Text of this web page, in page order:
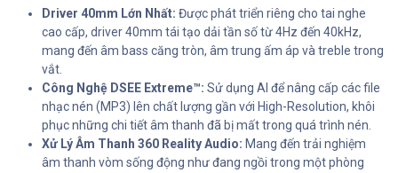
Driver 40mm Lớn Nhất: Được phát triển riêng cho tai nghe
cao cấp, driver 40mm tái tạo dải tần số từ 4Hz đến 40kHz,
mang đến âm bass căng tròn, âm trung ấm áp và treble trong
vắt.
Công Nghệ DSEE Extreme™: Sử dụng AI để nâng cấp các file
nhạc nén (MP3) lên chất lượng gần với High-Resolution, khôi
phục những chi tiết âm thanh đã bị mất trong quá trình nén.
Xử Lý Âm Thanh 360 Reality Audio: Mang đến trải nghiệm
âm thanh vòm sống động như đang ngồi trong một phòng